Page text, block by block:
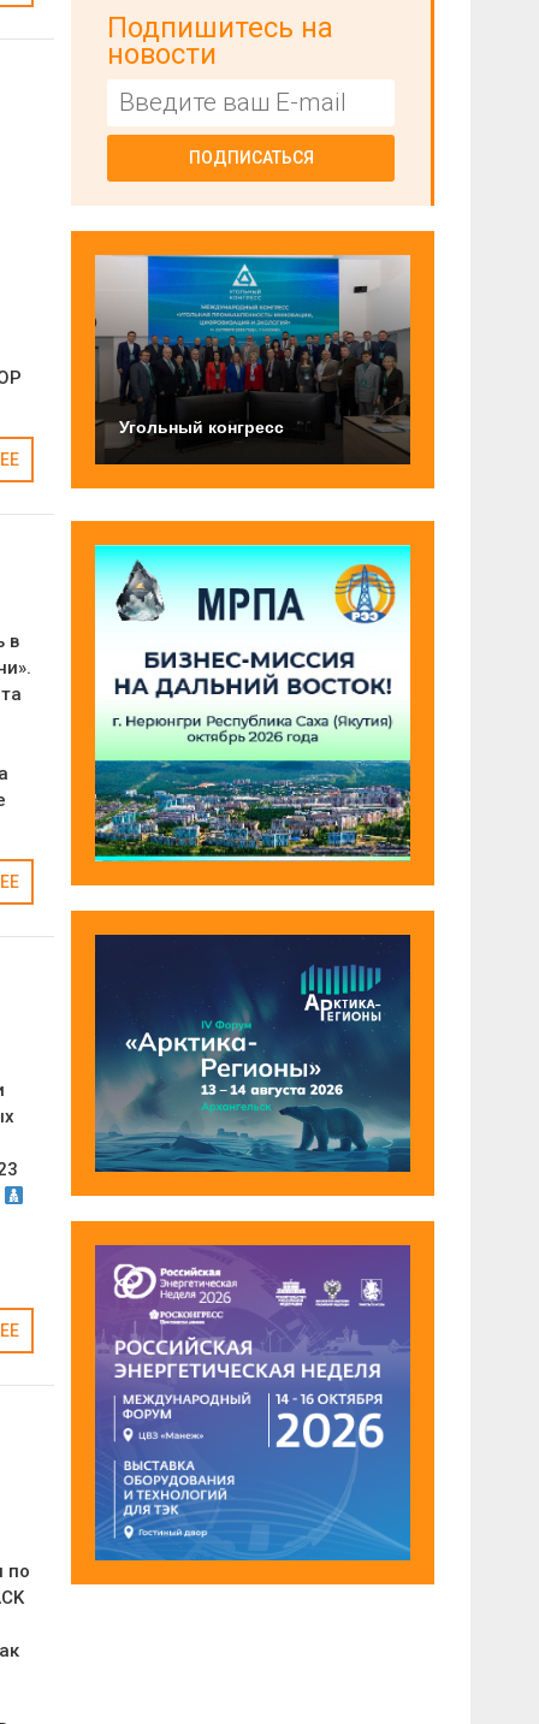
в
по
Подпишитесь на
новости
ПОДПИСАТЬСЯ
Угольный конгресс